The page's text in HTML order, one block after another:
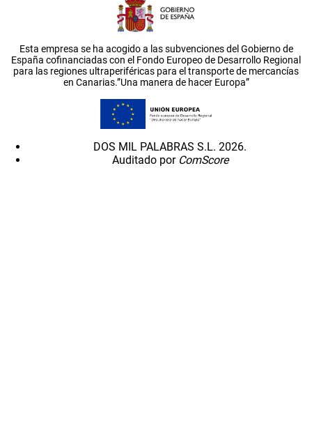
Esta empresa se ha acogido a las subvenciones del Gobierno de
España cofinanciadas con el Fondo Europeo de Desarrollo Regional
para las regiones ultraperiféricas para el transporte de mercancías
en Canarias.”Una manera de hacer Europa”
DOS MIL PALABRAS S.L. 2026.
Auditado por ComScore